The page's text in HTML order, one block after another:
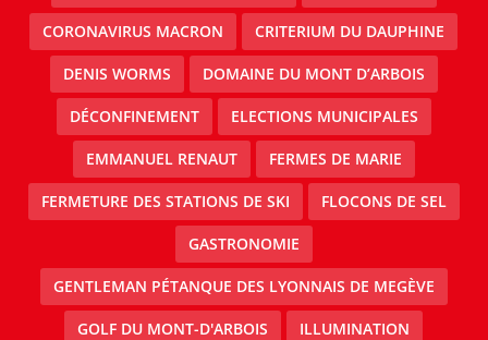
CORONAVIRUS MACRON CRITERIUM DU DAUPHINE
DENIS WORMS DOMAINE DU MONT D’ARBOIS
DÉCONFINEMENT ELECTIONS MUNICIPALES
EMMANUEL RENAUT FERMES DE MARIE
FERMETURE DES STATIONS DE SKI FLOCONS DE SEL
GASTRONOMIE
GENTLEMAN PÉTANQUE DES LYONNAIS DE MEGÈVE
GOLF DU MONT-D'ARBOIS ILLUMINATION